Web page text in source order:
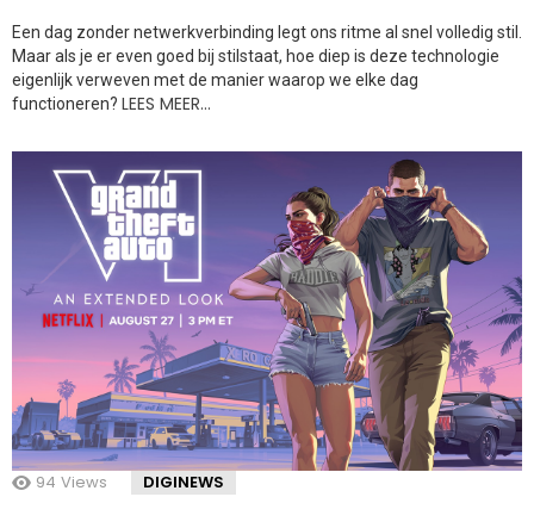
Een dag zonder netwerkverbinding legt ons ritme al snel volledig stil.
Maar als je er even goed bij stilstaat, hoe diep is deze technologie
eigenlijk verweven met de manier waarop we elke dag
functioneren? LEES MEER…
94 Views DIGINEWS